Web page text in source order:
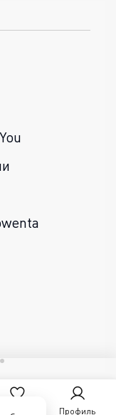
Избранное Профиль